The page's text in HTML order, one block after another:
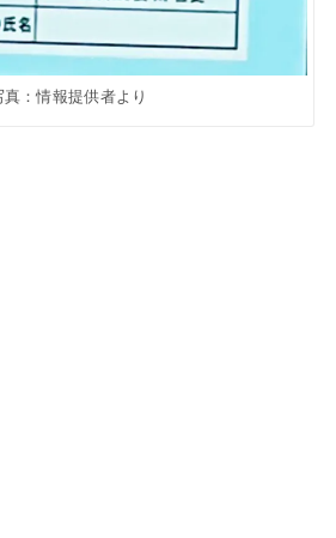
真：情報提供者より